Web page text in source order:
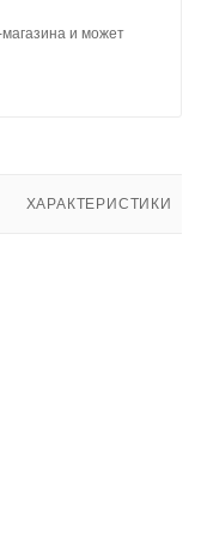
и может
ХАРАКТЕРИСТИКИ